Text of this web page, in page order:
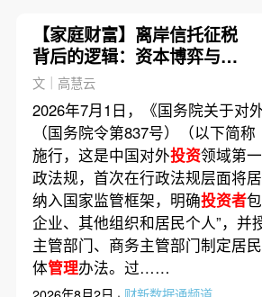
【家庭财富】离岸信托征税
背后的逻辑：资本博弈与在
岸信托崛起
文｜高慧云
2026年7月1日，《国务院关于对
（国务院令第837号）（以下简称
施行，这是中国对外投资领域第
政法规，首次在行政法规层面将
纳入国家监管框架，明确投资者
企业、其他组织和居民个人”，并
主管部门、商务主管部门制定居
体管理办法。过……